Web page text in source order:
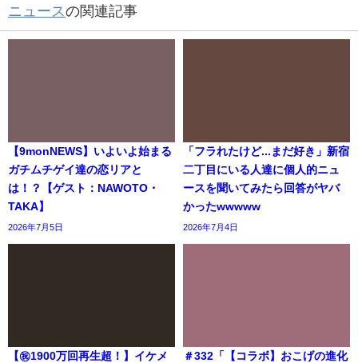
ニュースの関連記事
【9monNEWS】いよいよ始まる
ガチムチゲイ達の恋リアと
は！？【ゲスト：NAWOTO・
TAKA】
2026年7月5日
「フラれたけど...まだ好き」新宿
二丁目にいる人達に個人的ニュ
ースを聞いてみたら回答がヤバ
かったwwwww
2026年7月4日
【㊗️1900万回再生超！】イケメ
＃332「【コラボ】おこげの進化